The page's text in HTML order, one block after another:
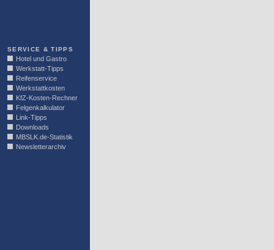
SERVICE & TIPPS
Hotel und Gastro
Werkstatt-Tipps
Reifenservice
Werkstattkosten
KfZ-Kosten-Rechner
Felgenkalkulator
Link-Tipps
Downloads
MBSLK.de-Statistik
Newsletterarchiv